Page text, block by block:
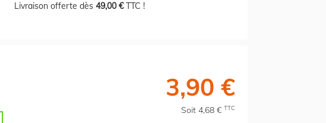
Livraison offerte dès 49,00 €TTC !
3,90 €
Soit 4,68 € TTC